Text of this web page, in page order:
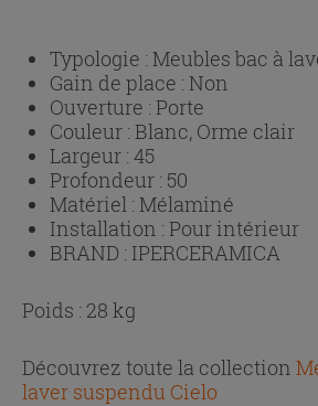
Typologie :Meubles bac à
Gain de place :Non
Ouverture :Porte
Couleur :Blanc, Orme clair
Largeur :45
Profondeur : 50
Matériel :Mélaminé
Installation :Pour intérieur
BRAND : IPERCERAMICA
Poids : 28 kg
Découvrez toute la collection
laver suspendu Cielo